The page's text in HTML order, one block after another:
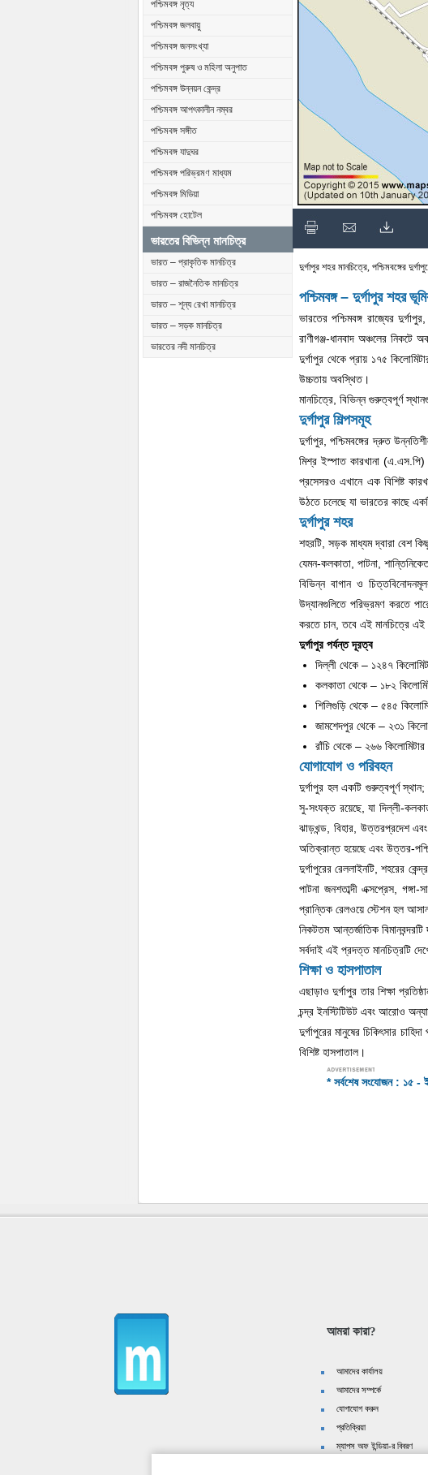
পশ্চিমবঙ্গ নৃত্য
পশ্চিমবঙ্গ জলবায়ু
পশ্চিমবঙ্গ জনসংখ্যা
পশ্চিমবঙ্গ পুরুষ ও মহিলা অনুপাত
পশ্চিমবঙ্গ উন্নয়ন কেন্দ্র
পশ্চিমবঙ্গ আপৎকালীন নম্বর
পশ্চিমবঙ্গ সঙ্গীত
পশ্চিমবঙ্গ যাদুঘর
পশ্চিমবঙ্গ পরিভ্রমণ মাধ্যম
পশ্চিমবঙ্গ মিডিয়া
পশ্চিমবঙ্গ হোটেল
ভারতের বিভিন্ন মানচিত্র
ভারত – প্রাকৃতিক মানচিত্র
ভারত – রাজনৈতিক মানচিত্র
ভারত – শূন্য রেখা মানচিত্র
ভারত – সড়ক মানচিত্র
ভারতের নদী মানচিত্র
দুর্গাপুর শহর মানচিত্রে, পশ্চিমবঙ্গের
পশ্চিমবঙ্গ – দুর্গাপুর শহর
ভারতের পশ্চিমবঙ্গ রাজ্যের
রাণীগঞ্জ-ধানবাদ অঞ্চলের
দুর্গাপুর থেকে প্রায় ১৭৫
উচ্চতায় অবস্থিত।
মানচিত্রে, বিভিন্ন গুরুত্বপূর্ণ
দুর্গাপুর শিল্পসমূহ
দুর্গাপুর, পশ্চিমবঙ্গের দ্রুত
মিশ্র ইস্পাত কারখানা
প্রসেসরও এখানে এক বিশিষ্ট
উঠতে চলেছে যা ভারতের কাছে
দুর্গাপুর শহর
শহরটি, সড়ক মাধ্যম দ্বারা বেশ
যেমন-কলকাতা, পাটনা,
বিভিন্ন বাগান ও
উদ্যানগুলিতে পরিভ্রমণ করতে
করতে চান, তবে এই মানচিত্রে
দুর্গাপুর পর্যন্ত দূরত্ব
দিল্লী থেকে – ১২৪৭
কলকাতা থেকে – ১৮২
শিলিগুড়ি থেকে – ৫৪৫
জামশেদপুর থেকে – ২৩১
রাঁচি থেকে – ২৬৬ কিলোমিটার
যোগাযোগ ও পরিবহন
দুর্গাপুর হল একটি গুরুত্বপূর্ণ
সু-সংযক্ত রয়েছে, যা দিল্লী-
ঝাড়খন্ড, বিহার, উত্তরপ্রদেশ
অতিক্রান্ত হয়েছে এবং উত্তর-
দুর্গাপুরের রেললাইনটি, শহরের
পাটনা জনশতাব্দী এক্সপ্রেস,
প্রান্তিক রেলওয়ে স্টেশন হল
নিকটতম আন্তর্জাতিক
সর্বদাই এই প্রদত্ত মানচিত্রটি
শিক্ষা ও হাসপাতাল
এছাড়াও দুর্গাপুর তার শিক্ষা
চন্দ্র ইনস্টিটিউট এবং আরোও
দুর্গাপুরের মানুষের চিকিৎসার
বিশিষ্ট হাসপাতাল।
* সর্বশেষ সংযোজন : ১৫ -
আমরা কারা?
আমাদের কার্যালয়
আমাদের সম্পর্কে
যোগাযোগ করুন
প্রতিক্রিয়া
ম্যাপস অফ ইন্ডিয়া-র বিবরণ